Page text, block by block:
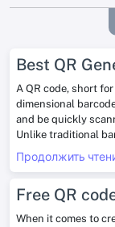
Best QR
A QR code, short
dimensional
and be quickly
Unlike traditional
Продолжить
Free QR
When it comes to